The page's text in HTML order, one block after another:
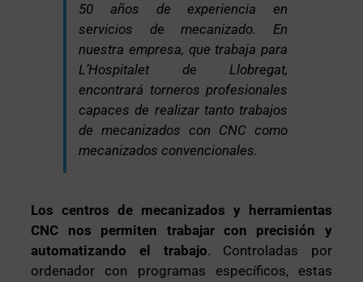
50 años de experiencia en
servicios de mecanizado. En
nuestra empresa, que trabaja para
L’Hospitalet de Llobregat,
encontrará torneros profesionales
capaces de realizar tanto trabajos
de mecanizados con CNC como
mecanizados convencionales.
Los centros de mecanizados y herramientas
CNC nos permiten trabajar con precisión y
automatizando el trabajo. Controladas por
ordenador con programas específicos, estas